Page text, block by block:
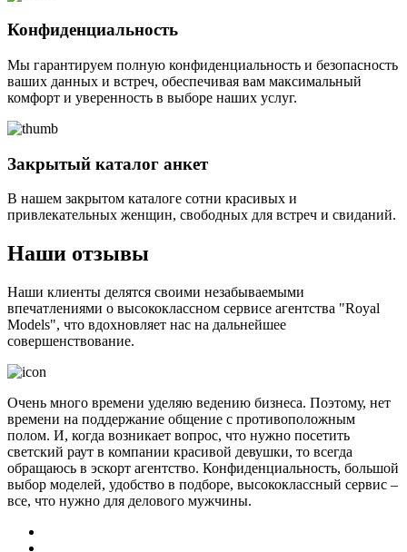
Конфиденциальность
Мы гарантируем полную конфиденциальность и безопасность
ваших данных и встреч, обеспечивая вам максимальный
комфорт и уверенность в выборе наших услуг.
Закрытый каталог анкет
В нашем закрытом каталоге сотни красивых и
привлекательных женщин, свободных для встреч и свиданий.
Наши отзывы
Наши клиенты делятся своими незабываемыми
впечатлениями о высококлассном сервисе агентства "Royal
Models", что вдохновляет нас на дальнейшее
совершенствование.
Очень много времени уделяю ведению бизнеса. Поэтому, нет
времени на поддержание общение с противоположным
полом. И, когда возникает вопрос, что нужно посетить
светский раут в компании красивой девушки, то всегда
обращаюсь в эскорт агентство. Конфиденциальность, большой
выбор моделей, удобство в подборе, высококлассный сервис –
все, что нужно для делового мужчины.